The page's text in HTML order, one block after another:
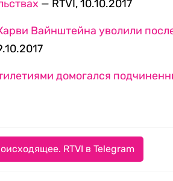
— RTVI, 10.10.2017
Вайнштейна уволили
домогался
RTVI в Telegram